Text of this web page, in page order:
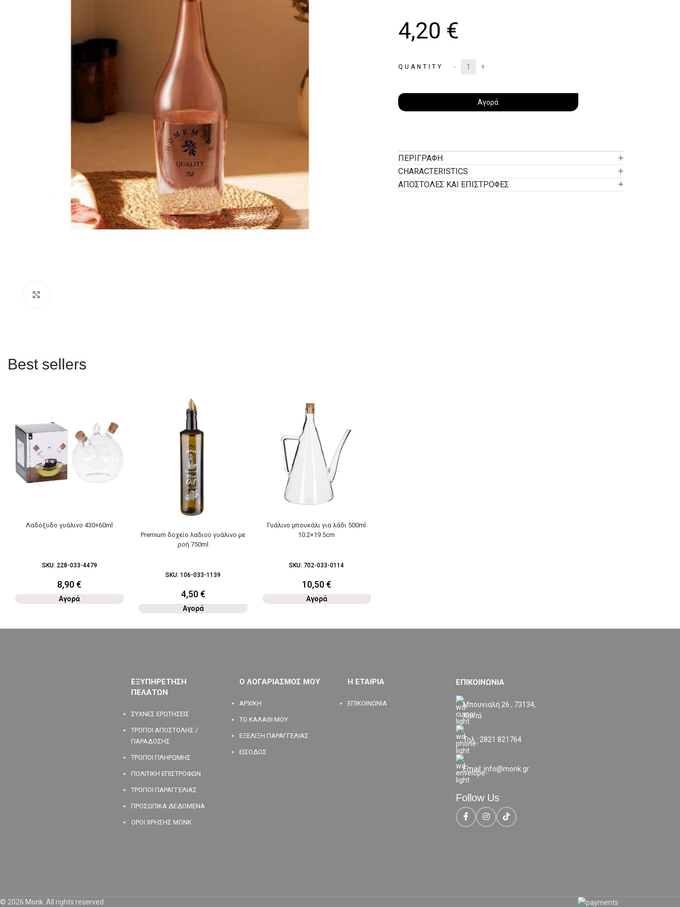
4,20 €
QUANTITY
Αγορά
ΠΕΡΙΓΡΑΦΉ
CHARACTERISTICS
ΑΠΟΣΤΟΛΕΣ ΚΑΙ ΕΠΙΣΤΡΟΦΕΣ
Best sellers
Λαδόξυδο γυάλινο 430+60ml
SKU: 228-033-4479
8,90€
Αγορά
Premium δοχείο λαδιού γυάλινο με
ροή 750ml
SKU:106-033-1139
4,50€
Αγορά
Γυάλινο μπουκάλι για λάδι 500ml
10.2×19.5cm
SKU: 702-033-0114
10,50€
Αγορά
ΕΞΥΠΗΡΕΤΗΣΗ
ΠΕΛΑΤΩΝ
ΣΥΧΝΕΣ ΕΡΩΤΗΣΕΙΣ
ΤΡΟΠΟΙ ΑΠΟΣΤΟΛΗΣ /
ΠΑΡΑΔΟΣΗΣ
ΤΡΟΠΟΙ ΠΛΗΡΩΜΗΣ
ΠΟΛΙΤΙΚΗ ΕΠΙΣΤΡΟΦΩΝ
ΤΡΟΠΟΙ ΠΑΡΑΓΓΕΛΙΑΣ
ΠΡΟΣΩΠΙΚΑ ΔΕΔΟΜΕΝΑ
ΟΡΟΙ ΧΡΗΣΗΣ MONK
Ο ΛΟΓΑΡΙΑΣΜΟΣ ΜΟΥ
ΑΡΧΙΚΗ
ΤΟ ΚΑΛΑΘΙ ΜΟΥ
ΕΞΕΛΙΞΗ ΠΑΡΑΓΓΕΛΙΑΣ
ΕΙΣΟΔΟΣ
Η ΕΤΑΙΡΙΑ
ΕΠΙΚΟΙΝΩΝΙΑ
ΕΠΙΚΟΙΝΩΝΙΑ
Μπουνιαλή 26 , 73134,
Χανιά
Τηλ.: 2821 821764
Email: info@monk.gr
Follow Us
© 2026 Monk . All rights reserved